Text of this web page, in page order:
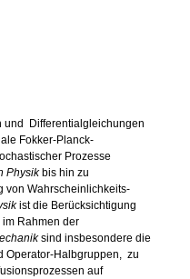
und Differentialgleichungen
Fokker-Planck-
Prozesse
Physikbis hin zu
von Wahrscheinlichkeits-
ist die Berücksichtigung
Rahmen der
sind insbesondere die
Operator-Halbgruppen, zu
auf